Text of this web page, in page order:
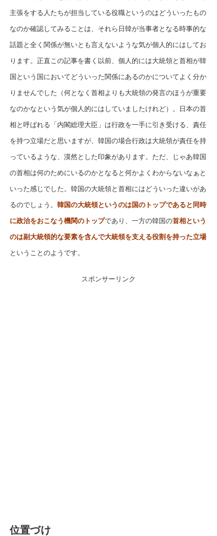
主張をする人たちが担当している役職というのはどういったもの
なのか確認してみることは、それら日韓が当事者となる時事的な
話題と全く関係が無いとも言えないような気が個人的にはしてお
ります。正直この記事を書く以前、個人的には大統領と首相が韓
国という国においてどういった関係にあるのかについてよく分か
りませんでした（何となく首相よりも大統領の発言のほうが重要
なのかなという気が個人的にはしていましたけれど）。日本の首
相と呼ばれる「内閣総理大臣」は行政を一手に引き受ける、責任
を持つ立場だと思いますが、韓国の場合行政は大統領が責任を持
っているような、漠然とした印象があります。ただ、じゃあ韓国
の首相は何のためにいるのかとなると何かよくわからないなぁと
いった感じでした。韓国の大統領と首相にはどういった違いがあ
るのでしょう。 韓国の大統領というのは国のトップであると同時
に政治をおこなう機関のトップであり、一方の韓国の首相という
のは副大統領的な要素を含んで大統領を支える役割を持った立場
ということのようです。
スポンサーリンク
位置づけ